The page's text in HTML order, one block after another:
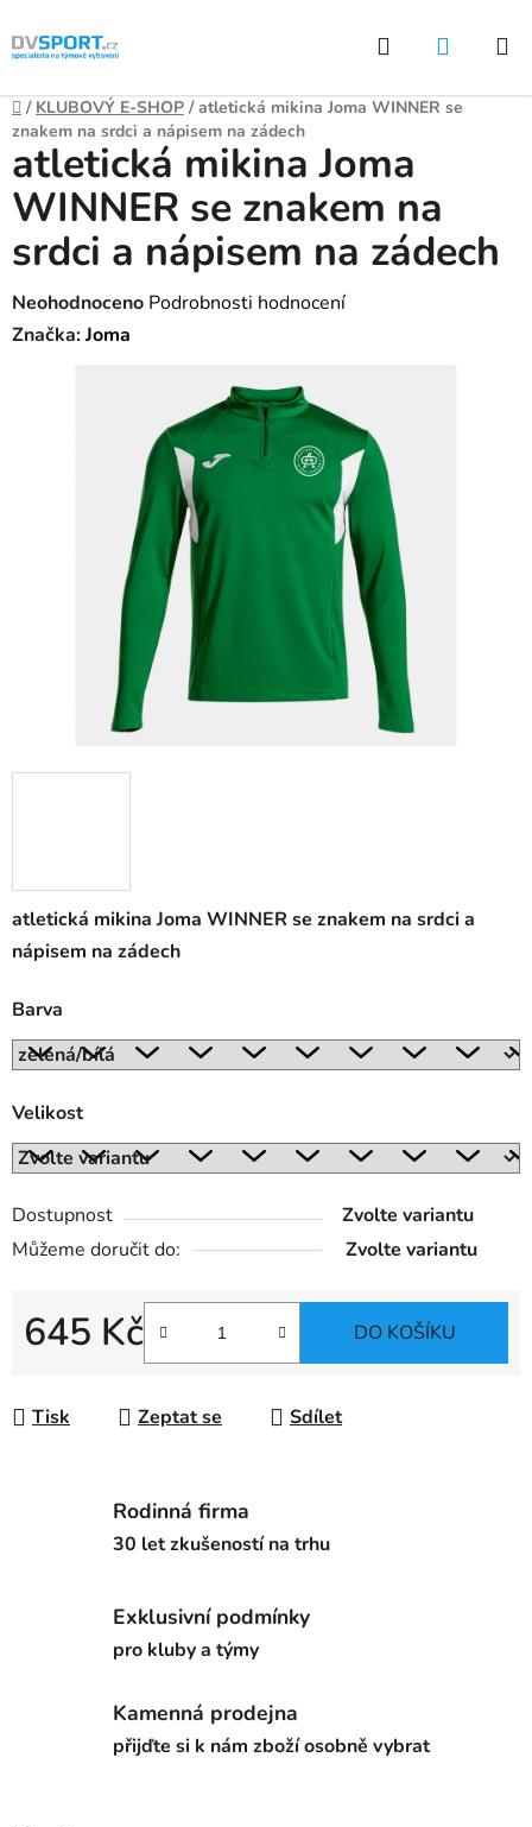
Přejít
na
Hledat
Domů
/ KLUBOVÝ E-SHOP / atletická mikina Joma WINNER se
znakem na srdci a nápisem na zádech
atletická mikina Joma WINNER se znakem na srdci a
nápisem na zádech
Barva
Velikost
Dostupnost
Zvolte variantu
Můžeme doručit do:
Zvolte variantu
645 Kč DO KOŠÍKU
Tisk Zeptat se Sdílet
atletická mikina Joma
WINNER se znakem na
srdci a nápisem na zádech
Průměrné
hodnocení
Neohodnoceno Podrobnosti hodnocení
Značka:Joma
Rodinná firma
30 let zkušeností na trhu
Exklusivní podmínky
pro kluby a týmy
Kamenná prodejna
přijďte si k nám zboží osobně vybrat